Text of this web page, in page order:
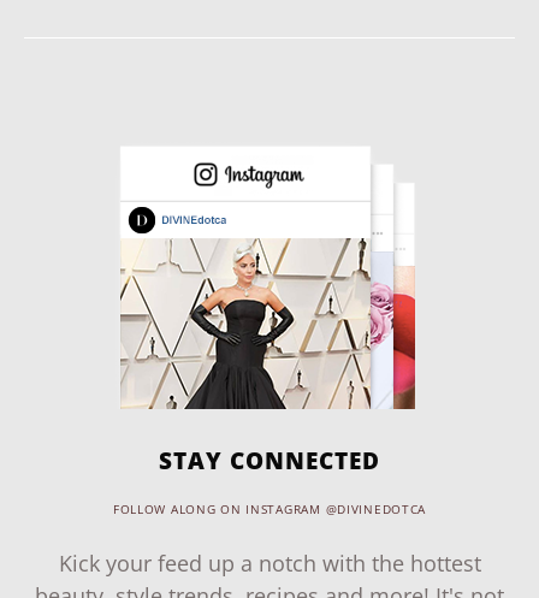
STAY CONNECTED
FOLLOW ALONG ON INSTAGRAM @DIVINEDOTCA
Kick your feed up a notch with the hottest